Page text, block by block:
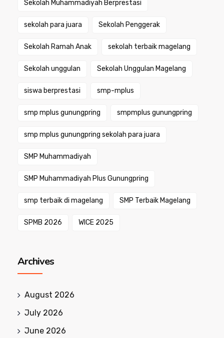
Sekolah Muhammadiyah Berprestasi
sekolah para juara Sekolah Penggerak
Sekolah Ramah Anak sekolah terbaik magelang
Sekolah unggulan Sekolah Unggulan Magelang
siswa berprestasi smp-mplus
smp mplus gunungpring smpmplus gunungpring
smp mplus gunungpring sekolah para juara
SMP Muhammadiyah
SMP Muhammadiyah Plus Gunungpring
smp terbaik di magelang SMP Terbaik Magelang
SPMB 2026 WICE 2025
Archives
August 2026
July 2026
June 2026